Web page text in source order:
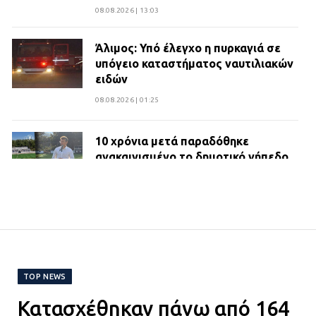
08.08.2026 | 13:03
Άλιμος: Υπό έλεγχο η πυρκαγιά σε
υπόγειο καταστήματος ναυτιλιακών
ειδών
08.08.2026 | 01:25
10 χρόνια μετά παραδόθηκε
ανακαινισμένο το δημοτικό γήπεδο
ΔΗΜΟΣ ΜΑΝΔΡΑΣ ΕΙΔΥΛΛΙΑΣ:
TOP NEWS
Κατασχέθηκαν πάνω από 164